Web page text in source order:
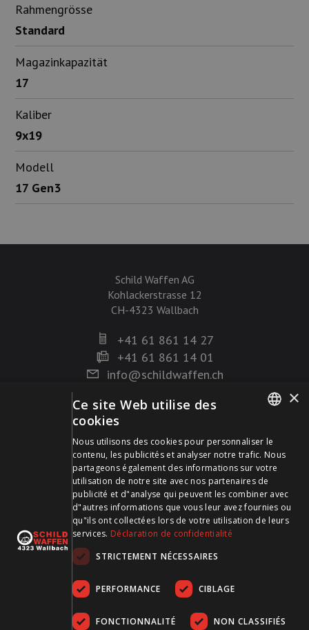
Rahmengrösse
Standard
Magazinkapazität
17
Kaliber
9x19
Modell
17 Gen3
Schild Waffen AG
Kohlackerstrasse 12
CH-4323 Wallbach
+41 61 861 14 27
+41 61 861 14 01
info@schildwaffen.ch
Mode de paiement
Visitez-nous sur les médias sociaux et restez à jour !
FRENCH
×
Ce site Web utilise des
cookies
Nous utilisons des cookies pour personnaliser le
contenu, les publicités et analyser notre trafic. Nous
partageons également des informations sur votre
utilisation de notre site avec nos partenaires de
publicité et d"analyse qui peuvent les combiner avec
d"autres informations que vous leur avez fournies ou
qu"ils ont collectées lors de votre utilisation de leurs
services. Déclaration de confidentialité
STRICTEMENT NÉCESSAIRES
PERFORMANCE CIBLAGE
FONCTIONNALITÉ NON CLASSIFIÉS